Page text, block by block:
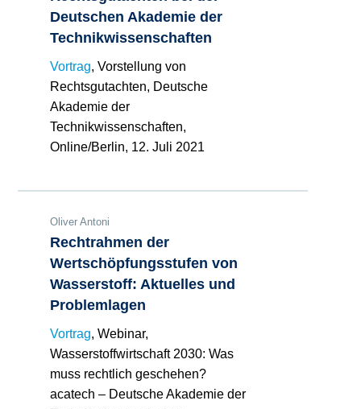
Deutschen Akademie der
Technikwissenschaften
Vortrag, Vorstellung von
Rechtsgutachten, Deutsche
Akademie der
Technikwissenschaften,
Online/Berlin, 12. Juli 2021
Oliver Antoni
Rechtrahmen der
Wertschöpfungsstufen von
Wasserstoff: Aktuelles und
Problemlagen
Vortrag, Webinar,
Wasserstoffwirtschaft 2030: Was
muss rechtlich geschehen?
acatech – Deutsche Akademie der